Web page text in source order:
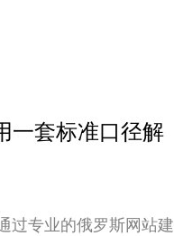
一套标准口径解
过专业的俄罗斯网站建